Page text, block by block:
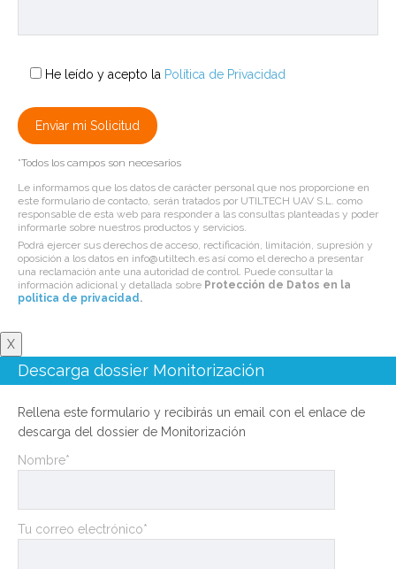
He leído y acepto la Política de Privacidad
*Todos los campos son necesarios
Le informamos que los datos de carácter personal que nos proporcione en
este formulario de contacto, serán tratados por UTILTECH UAV S.L. como
responsable de esta web para responder a las consultas planteadas y poder
informarle sobre nuestros productos y servicios.
Podrá ejercer sus derechos de acceso, rectificación, limitación, supresión y
oposición a los datos en info@utiltech.es así como el derecho a presentar
una reclamación ante una autoridad de control. Puede consultar la
información adicional y detallada sobre Protección de Datos en la
politica de privacidad.
X
Descarga dossier Monitorización
Rellena este formulario y recibirás un email con el enlace de
descarga del dossier de Monitorización
Nombre*
Tu correo electrónico*